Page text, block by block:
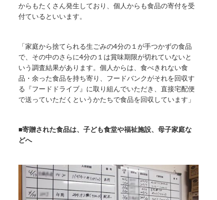
からもたくさん発生しており、個人からも食品の寄付を受
付ているといいます。
「家庭から捨てられる生ごみの4分の１が手つかずの食品
で、その中のさらに4分の１は賞味期限が切れていないと
いう調査結果があります。個人からは、食べきれない食
品・余った食品を持ち寄り、フードバンクがそれを回収す
る『フードドライブ』に取り組んでいただき、直接宅配便
で送っていただくというかたちで食品を回収しています」
■寄贈された食品は、子ども食堂や福祉施設、母子家庭な
どへ